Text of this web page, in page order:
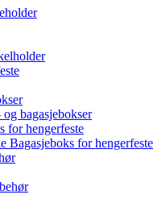
og bagasjebokser
for hengerfeste
Bagasjeboks for hengerfeste